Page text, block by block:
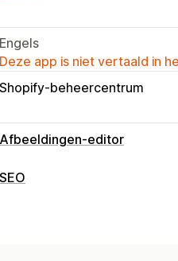
Engels
Deze app is niet vertaald in
Shopify-beheercentrum
Afbeeldingen-editor
Beeldoptimalisatie
SEO